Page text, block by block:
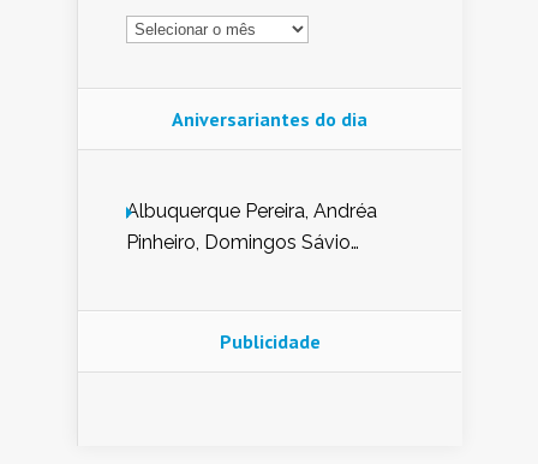
Arquivo
Aniversariantes do dia
Albuquerque Pereira, Andréa
Pinheiro, Domingos Sávio
Nunes de Sena, Fátima Peixoto,
Glória Pereira, Kátia Mesel,
Publicidade